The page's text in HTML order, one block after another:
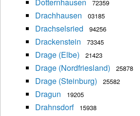
Dotternhausen
72359
Drachhausen 03185
Drachselsried 94256
Drackenstein 73345
Drage (Elbe) 21423
Drage (Nordfriesland) 25878
Drage (Steinburg) 25582
Dragun 19205
Drahnsdorf 15938